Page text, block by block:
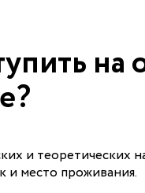
на
и теоретических
и место проживания.